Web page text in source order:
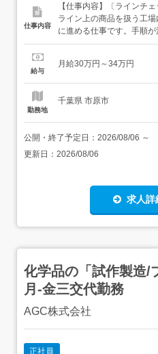
仕事内容
【仕事内容】〔ラインチ
ライン上の商品を扱う工
に進める仕事です。手順
代〜30代も基礎から覚え
ライン面接にも対応収入面
給与
月給30万円～34万円
勤務地
千葉県 市原市
公開・終了予定日： 2026/08/06 ～
更新日： 2026/08/06
求人詳
化学品の「試作製造/
月-金三交代勤務
AGC株式会社
正社員